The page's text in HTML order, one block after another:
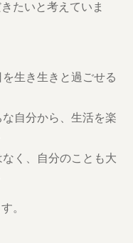
たいと考えていま
生き生きと過ごせる
自分から、生活を楽
く、自分のことも大
。